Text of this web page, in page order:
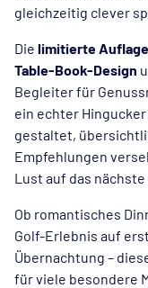
gleichzeitig clever
Die limitierte
Table-Book-Design
Begleiter für
ein echter
gestaltet,
Empfehlungen
Lust auf das nächste
Ob romantisches
Golf-Erlebnis auf
Übernachtung –
für viele besondere